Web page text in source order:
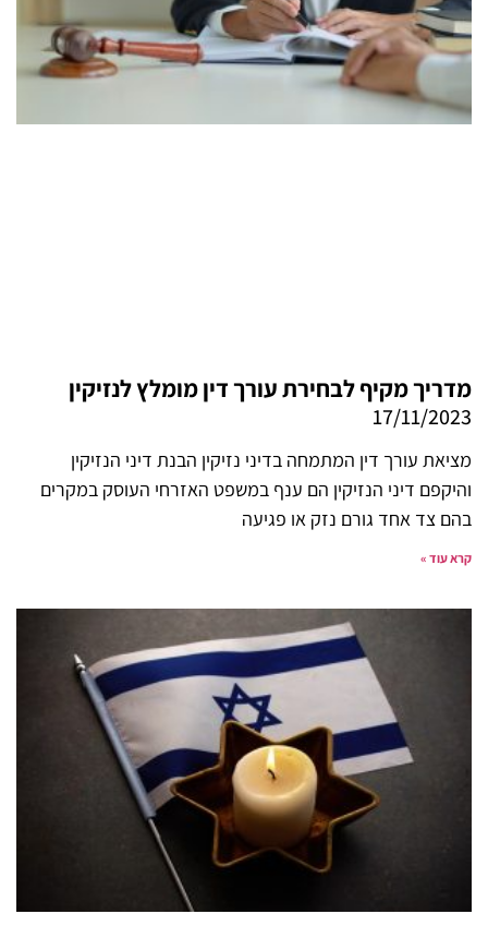
מדריך מקיף לבחירת עורך דין מומלץ לנזיקין
17/11/2023
מציאת עורך דין המתמחה בדיני נזיקין הבנת דיני הנזיקין
והיקפם דיני הנזיקין הם ענף במשפט האזרחי העוסק במקרים
בהם צד אחד גורם נזק או פגיעה
קרא עוד »